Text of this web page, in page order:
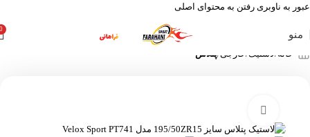
عبور به ناوبری رفتن به محتوای اصلی
منو
خانه لاستیک خارجی پتلاس